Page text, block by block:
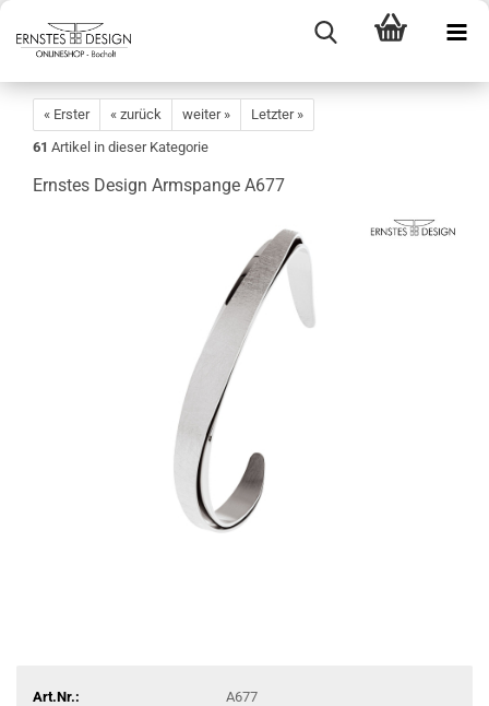
« Erster « zurück weiter »
Letzter »
61 Artikel in dieser Kategorie
Ernstes Design Armspange A677
Art.Nr.:
A677